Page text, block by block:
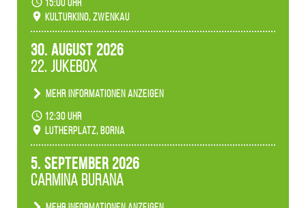
Schülerinnen zum Fest des Kulturkinos.
15:00 Uhr
Kulturkino, Zwenkau
30. August 2026
22. Jukebox
Mehr Informationen anzeigen
Anlässlicher der 775-Jahrfeier der Stadt Borna
spielen wir noch einmal unser aktuelles
Jukeboxprogramm zum Stadtfest.
12:30 Uhr
Lutherplatz, Borna
5. September 2026
Carmina Burana